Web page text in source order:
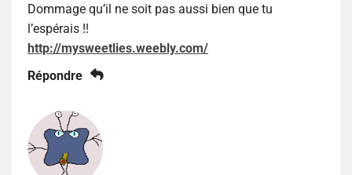
Dommage qu’il ne soit pas aussi bien que tu
l’espérais !!
http://mysweetlies.weebly.com/
Répondre